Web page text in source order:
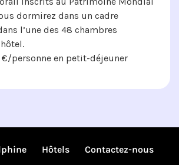
dormirez dans un cadre
l’une des 48 chambres
personne en petit-déjeuner
Hôtels Contactez-nous